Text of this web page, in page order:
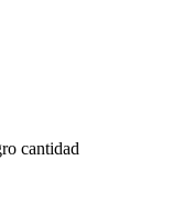
cantidad